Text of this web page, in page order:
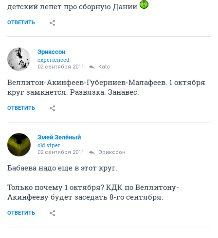
детский лепет про сборную Дании
ОТВЕТИТЬ
Эрикссон
experienced
02 сентября 2011 Kato
Веллитон-Акинфеев-Губерниев-Малафеев. 1 октября
круг замкнется. Развязка. Занавес.
ОТВЕТИТЬ
Змей Зелёный
old viper
02 сентября 2011 Эрикссон
Бабаева надо еще в этот круг.
Только почему 1 октября? КДК по Веллитону-
Акинфееву будет заседать 8-го сентября.
ОТВЕТИТЬ